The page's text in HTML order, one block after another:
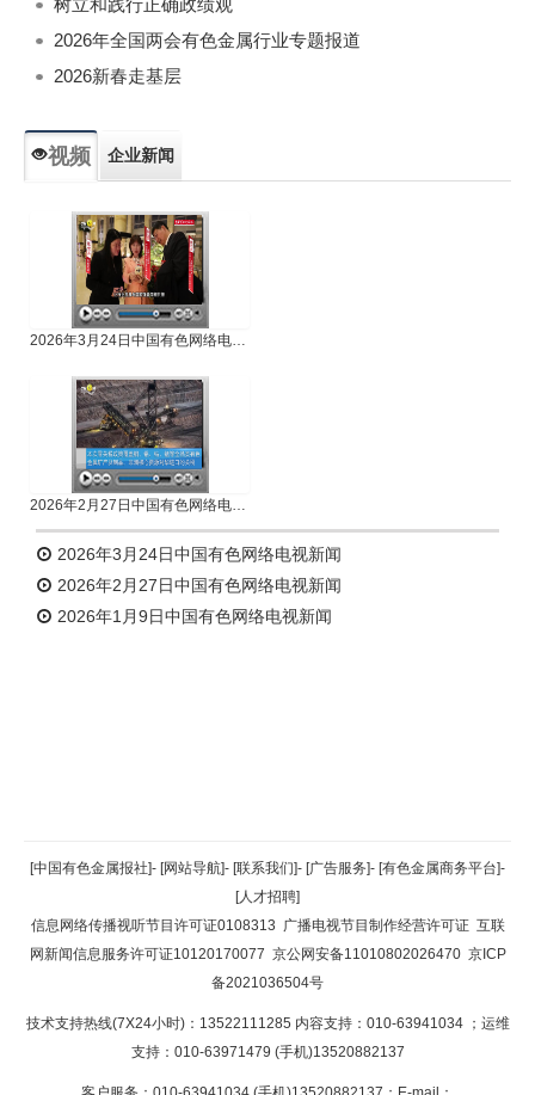
2026年全国两会有色金属行业专题报道
2026新春走基层
视频 企业新闻
2026年3月24日中国有色网络电视新闻
2026年2月27日中国有色网络电视新闻
2026年3月24日中国有色网络电视新闻
2026年2月27日中国有色网络电视新闻
2026年1月9日中国有色网络电视新闻
返回顶部
返回首页
[中国有色金属报社]- [网站导航]- [联系我们]- [广告服务]- [有色金属商务平台]-
[人才招聘]
信息网络传播视听节目许可证0108313 广播电视节目制作经营许可证 互联
网新闻信息服务许可证10120170077 京公网安备11010802026470 京ICP
备2021036504号
技术支持热线(7X24小时)：13522111285 内容支持：010-63941034 ；运维
支持：010-63971479 (手机)13520882137